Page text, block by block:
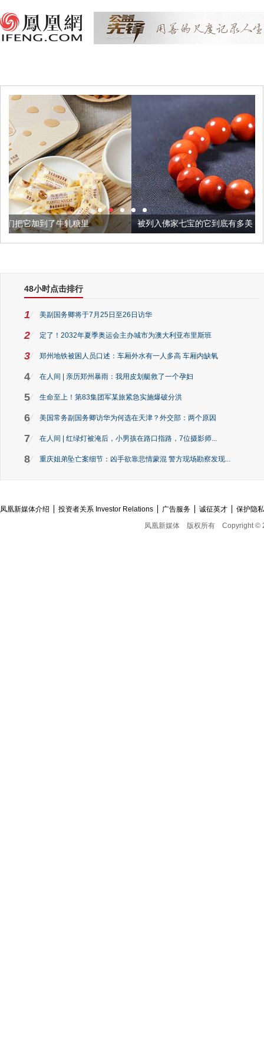
里 被列入佛家七宝的它到底有多美？
48小时点击排行
1 美副国务卿将于7月25日至26日访华
2 定了！2032年夏季奥运会主办城市为澳大利亚布里斯班
3 郑州地铁被困人员口述：车厢外水有一人多高 车厢内缺氧
4 在人间 | 亲历郑州暴雨：我用皮划艇救了一个孕妇
5 生命至上！第83集团军某旅紧急实施爆破分洪
6 美国常务副国务卿访华为何选在天津？外交部：两个原因
7 在人间 | 红绿灯被淹后，小男孩在路口指路，7位摄影师...
8 重庆姐弟坠亡案细节：凶手欲靠悲情蒙混 警方现场勘察发现...
凤凰新媒体介绍 投资者关系 Investor Relations 广告服务 诚征英才
保护隐
凤凰新媒体
版权所有 Copyright ©